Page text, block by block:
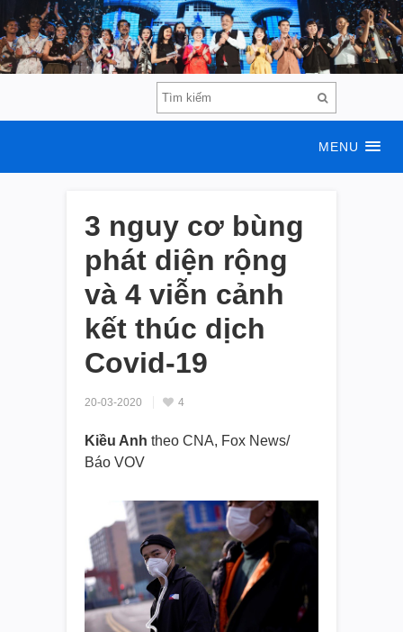
MENU
3 nguy cơ bùng
phát diện rộng
và 4 viễn cảnh
kết thúc dịch
Covid-19
20-03-2020 4
Kiều Anh theo CNA, Fox News/
Báo VOV